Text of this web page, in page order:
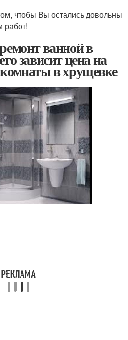
чтобы Вы остались довольны
работ!
ванной в
зависит цена на
в хрущевке